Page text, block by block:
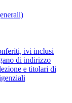
ivi inclusi
di indirizzo
e titolari di